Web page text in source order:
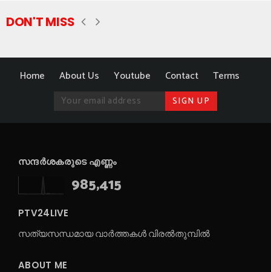
DON'T MISS
Home About Us Youtube Contact Terms
സന്ദർശകരുടെ എണ്ണം
985,415
PTV24LIVE
സത്യസന്ധമായ വാർത്തകൾ വിരൽതുമ്പിൽ
ABOUT ME